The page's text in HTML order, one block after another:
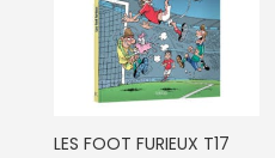
LES FOOT FURIEUX T17